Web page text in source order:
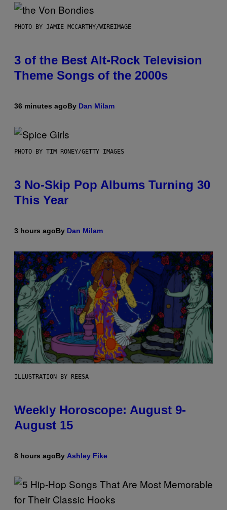
PHOTO BY JAMIE MCCARTHY/WIREIMAGE
3 of the Best Alt-Rock Television
Theme Songs of the 2000s
36 minutes agoBy Dan Milam
PHOTO BY TIM RONEY/GETTY IMAGES
3 No-Skip Pop Albums Turning 30
This Year
3 hours agoBy Dan Milam
ILLUSTRATION BY REESA
Weekly Horoscope: August 9-
August 15
8 hours agoBy Ashley Fike